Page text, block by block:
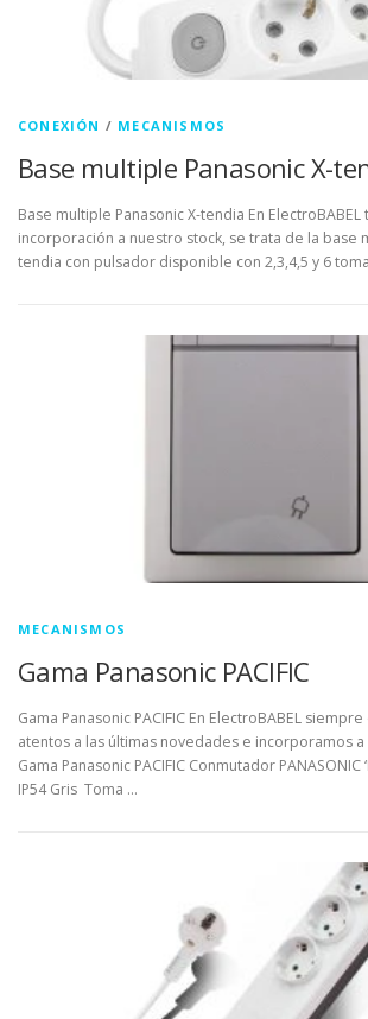
CONEXIÓN / MECANISMOS
Base multiple Panasonic X-
Base multiple Panasonic X-tendia En
incorporación a nuestro stock, se trata de la base
tendia con pulsador disponible con 2,3,4,5 y 6
MECANISMOS
Gama Panasonic PACIFIC
Gama Panasonic PACIFIC En ElectroBABEL
atentos a las últimas novedades e incorporamos
Gama Panasonic PACIFIC Conmutador PANASONIC
IP54 Gris Toma …